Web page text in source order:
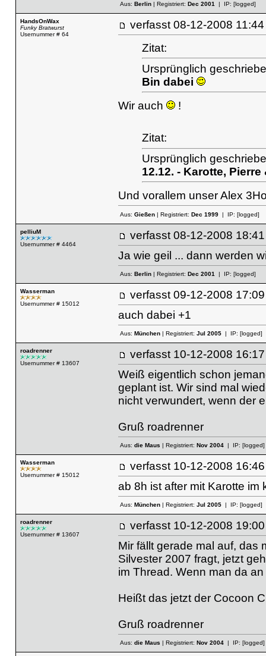
Aus: Berlin| Registriert: Dec 2001| IP: [logged]
HandsOnWax
Funky Bratwurst
Usernummer # 64
verfasst 08-12-2008
Zitat:
Ursprünglich
Bin dabei
Wir auch
!
Zitat:
Ursprünglich
12.12. - Karotte, Pierre
Und vorallem unser Alex
Aus: Gießen| Registriert: Dec 1999| IP: [logged]
pelliuM
Usernummer # 4464
verfasst 08-12-2008
Ja wie geil ... dann werden
Aus: Berlin| Registriert: Dec 2001| IP: [logged]
Wasserman
Usernummer # 15012
verfasst 09-12-2008
auch dabei +1
Aus: München| Registriert: Jul 2005| IP: [logged]
roadrenner
Usernummer # 13607
verfasst 10-12-2008
Weiß eigentlich schon
geplant ist. Wir sind mal
nicht verwundert, wenn der
Gruß roadrenner
Aus: die Maus | Registriert: Nov 2004| IP: [logged]
Wasserman
Usernummer # 15012
verfasst 10-12-2008
ab 8h ist after mit Karotte im
Aus: München| Registriert: Jul 2005| IP: [logged]
roadrenner
Usernummer # 13607
verfasst 10-12-2008
Mir fällt gerade mal auf, das
Silvester 2007 fragt, jetzt
im Thread. Wenn man da
Heißt das jetzt der Cocoon
Gruß roadrenner
Aus: die Maus | Registriert: Nov 2004| IP: [logged]